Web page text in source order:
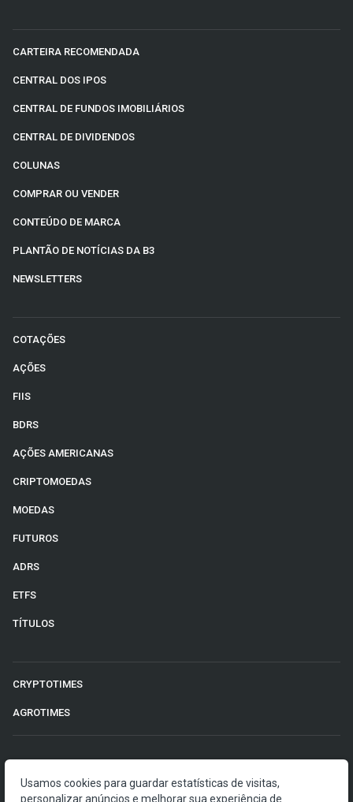
CARTEIRA RECOMENDADA
CENTRAL DOS IPOS
CENTRAL DE FUNDOS IMOBILIÁRIOS
CENTRAL DE DIVIDENDOS
COLUNAS
COMPRAR OU VENDER
CONTEÚDO DE MARCA
PLANTÃO DE NOTÍCIAS DA B3
NEWSLETTERS
COTAÇÕES
AÇÕES
FIIS
BDRS
AÇÕES AMERICANAS
CRIPTOMOEDAS
MOEDAS
FUTUROS
ADRS
ETFS
TÍTULOS
CRYPTOTIMES
AGROTIMES
O Money Times publica matérias de cunho jornalístico, que
Usamos cookies para guardar estatísticas de visitas,
personalizar anúncios e melhorar sua experiência de